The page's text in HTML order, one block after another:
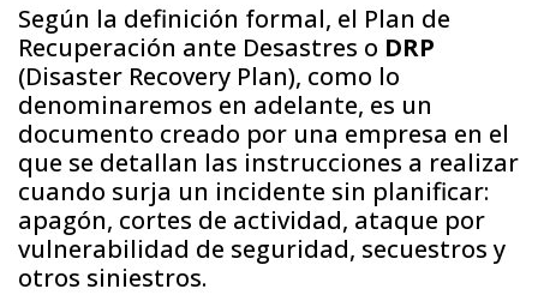
Según la definición formal, el Plan de
Recuperación ante Desastres o DRP
(Disaster Recovery Plan), como lo
denominaremos en adelante, es un
documento creado por una empresa en el
que se detallan las instrucciones a realizar
cuando surja un incidente sin planificar:
apagón, cortes de actividad, ataque por
vulnerabilidad de seguridad, secuestros y
otros siniestros.